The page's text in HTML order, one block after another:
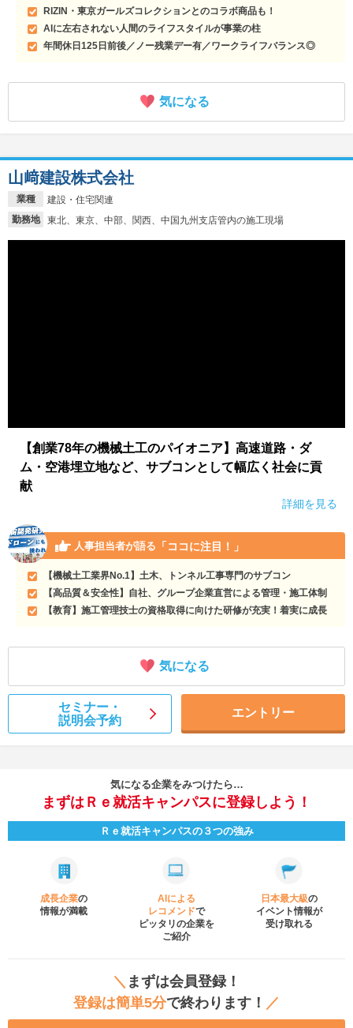
RIZIN・東京ガールズコレクションとのコラボ商品も！
AIに左右されない人間のライフスタイルが事業の柱
年間休日125日前後／ノー残業デー有／ワークライフバランス◎
気になる
業種
建設・住宅関連
勤務地
東北、東京、中部、関西、中国九州支店管内の施工現場
山﨑建設株式会社
【創業78年の機械土工のパイオニア】高速道路・ダ
ム・空港埋立地など、サブコンとして幅広く社会に貢
献
詳細を見る
人事担当者が語る 「ココに注目！」
【機械土工業界No.1】土木、トンネル工事専門のサブコン
【高品質＆安全性】自社、グループ企業直営による管理・施工体制
【教育】施工管理技士の資格取得に向けた研修が充実！着実に成長
気になる
セミナー・
説明会予約
エントリー
気になる企業をみつけたら…
まずはＲｅ就活キャンパスに登録しよう！
Ｒｅ就活キャンパスの３つの強み
成長企業の
情報が満載
AIによる
レコメンドで
ピッタリの企業を
ご紹介
日本最大級の
イベント情報が
受け取れる
＼ まずは会員登録！
登録は簡単5分で終わります！ ／